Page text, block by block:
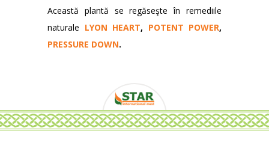
Această plantă se regăseşte în remediile
naturale LYON HEART, POTENT POWER,
PRESSURE DOWN.